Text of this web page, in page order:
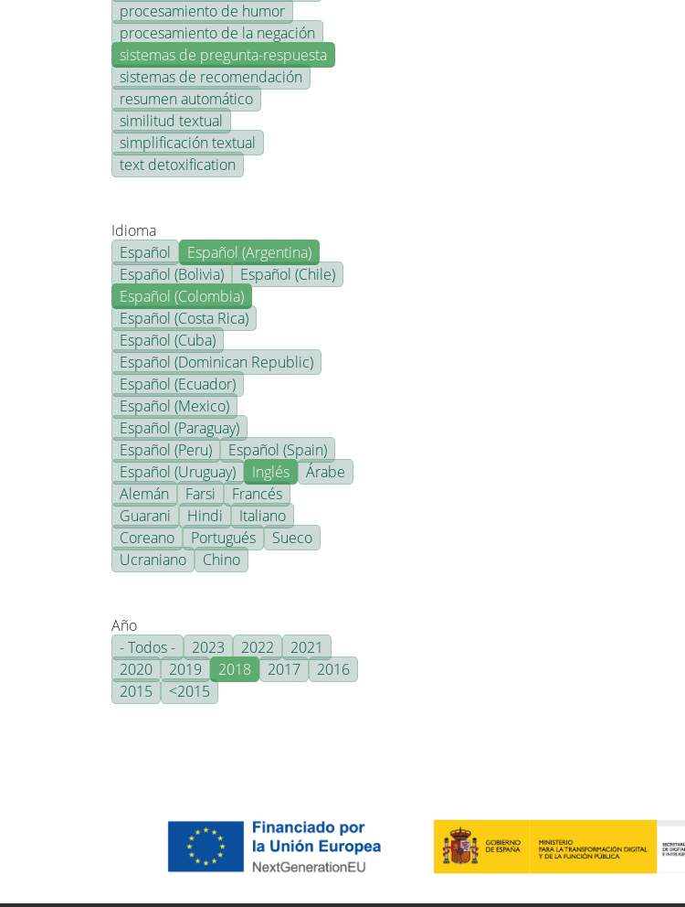
procesamiento de humor
procesamiento de la negación
sistemas de pregunta-respuesta
sistemas de recomendación
resumen automático
similitud textual
simplificación textual
text detoxification
Idioma
Español
Español (Argentina)
Español (Bolivia)
Español (Chile)
Español (Colombia)
Español (Costa Rica)
Español (Cuba)
Español (Dominican Republic)
Español (Ecuador)
Español (Mexico)
Español (Paraguay)
Español (Peru)
Español (Spain)
Español (Uruguay)
Inglés
Árabe
Alemán
Farsi
Francés
Guarani
Hindi
Italiano
Coreano
Portugués
Sueco
Ucraniano
Chino
Año
- Todos -
2023 2022
2021
2020
2019 2018 2017
2016
2015
<2015